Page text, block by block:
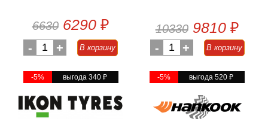
6630 6290 ₽
- 1 + В корзину
-5% выгода 340₽
10330 9810 ₽
- 1 + В корзину
-5% выгода 520₽